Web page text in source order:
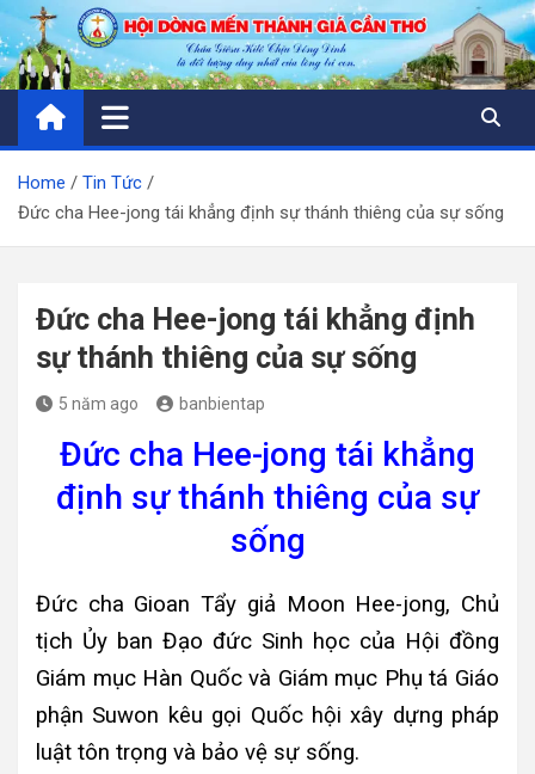
Skip
to
content
Home
Tin Tức
Đức cha Hee-jong tái khẳng định sự thánh thiêng của sự sống
Đức cha Hee-jong tái khẳng định
sự thánh thiêng của sự sống
5 năm ago banbientap
Đức cha Hee-jong tái khẳng
định sự thánh thiêng của sự
sống
Đức cha Gioan Tẩy giả Moon Hee-jong, Chủ
tịch Ủy ban Đạo đức Sinh học của Hội đồng
Giám mục Hàn Quốc và Giám mục Phụ tá Giáo
phận Suwon kêu gọi Quốc hội xây dựng pháp
luật tôn trọng và bảo vệ sự sống.